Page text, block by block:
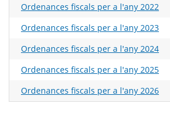
Ordenances fiscals per a l'any 2022
Ordenances fiscals per a l'any 2023
Ordenances fiscals per a l'any 2024
Ordenances fiscals per a l'any 2025
Ordenances fiscals per a l'any 2026